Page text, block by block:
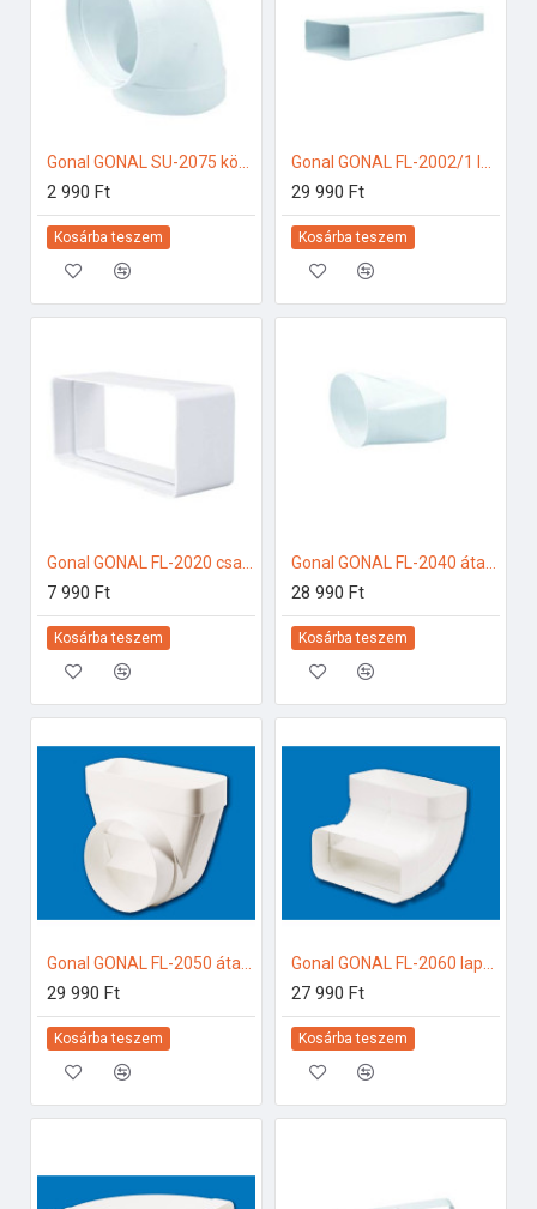
Gonal GONAL SU-2075 könyök elem 90Â°, NA150 150-es páraelszívóhoz
2 990 Ft
Kosárba teszem
Gonal GONAL FL-2002/1 lapos csatorna, 90x220 L=1000 150-es páraelszívóhoz
29 990 Ft
Kosárba teszem
Gonal GONAL FL-2020 csatlakozó/toldó, 90x220 150-es páraelszívóhoz
7 990 Ft
Kosárba teszem
Gonal GONAL FL-2040 átalakító idom, NA150 - 90x220 150-es páraelszívóhoz
28 990 Ft
Kosárba teszem
Gonal GONAL FL-2050 átalakító idom 90Â°, NA150 - 90x220 150-es páraelszívóhoz
29 990 Ft
Kosárba teszem
Gonal GONAL FL-2060 lapos csatorna sarok függőleges, 90x220 150-es páraelszívóhoz
27 990 Ft
Kosárba teszem